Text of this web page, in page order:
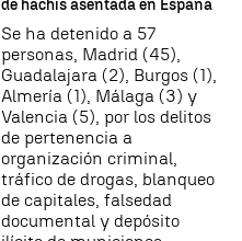
de hachís asentada en España
Se ha detenido a 57
personas, Madrid (45),
Guadalajara (2), Burgos (1),
Almería (1), Málaga (3) y
Valencia (5), por los delitos
de pertenencia a
organización criminal,
tráfico de drogas, blanqueo
de capitales, falsedad
documental y depósito